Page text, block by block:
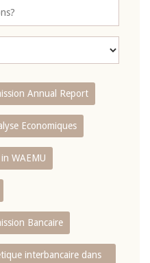
Annual Report
Economiques
WAEMU
Bancaire
interbancaire dans